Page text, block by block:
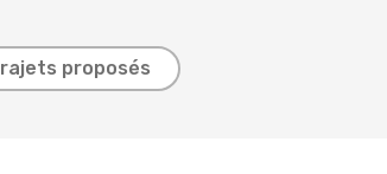
proposés